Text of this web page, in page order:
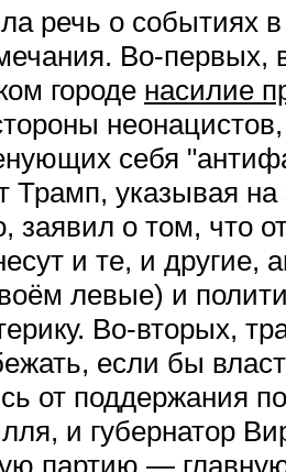
речь о событиях
Во-первых,
городе насилие
себя
Трамп, указывая
заявил о том, что
и те, и другие,
левые) и
Во-вторых,
если бы
от поддержания
и губернатор
партию —